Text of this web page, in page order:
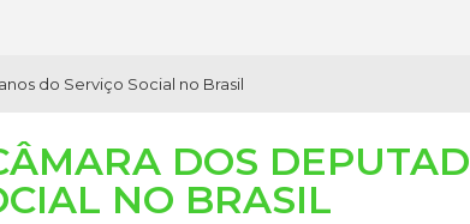
do Serviço Social no Brasil
DOS
NO BRASIL